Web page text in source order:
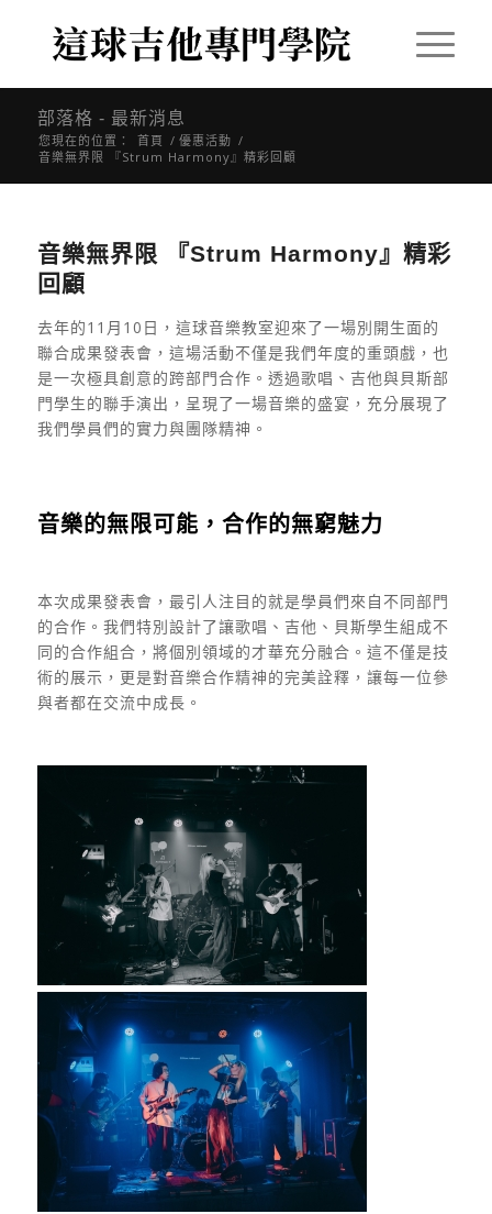
部落格 - 最新消息
您現在的位置： 首頁 / 優惠活動 /
音樂無界限 『Strum Harmony』精彩回顧
音樂無界限 『Strum Harmony』精彩
回顧
去年的11月10日，這球音樂教室迎來了一場別開生面的
聯合成果發表會，這場活動不僅是我們年度的重頭戲，也
是一次極具創意的跨部門合作。透過歌唱、吉他與貝斯部
門學生的聯手演出，呈現了一場音樂的盛宴，充分展現了
我們學員們的實力與團隊精神。
音樂的無限可能，合作的無窮魅力
本次成果發表會，最引人注目的就是學員們來自不同部門
的合作。我們特別設計了讓歌唱、吉他、貝斯學生組成不
同的合作組合，將個別領域的才華充分融合。這不僅是技
術的展示，更是對音樂合作精神的完美詮釋，讓每一位參
與者都在交流中成長。